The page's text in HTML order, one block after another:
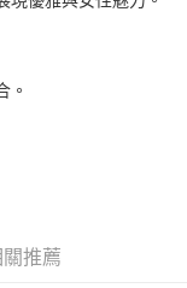
方式。 讓您購物簡單
。
推薦